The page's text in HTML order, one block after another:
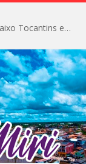
Igarapé-Miri conquista o melhor IDEB do Baixo Tocantins e avança na qualidade da educação pública